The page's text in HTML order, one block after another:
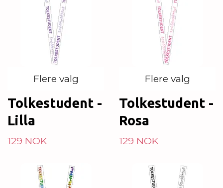
Flere valg
Tolkestudent -
Lilla
129 NOK
Flere valg
Tolkestudent -
Rosa
129 NOK